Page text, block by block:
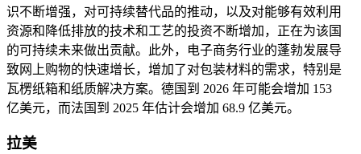
识不断增强，对可持续替代品的推动，以及对能够有效利用
资源和降低排放的技术和工艺的投资不断增加，正在为该国
的可持续未来做出贡献。此外，电子商务行业的蓬勃发展导
致网上购物的快速增长，增加了对包装材料的需求，特别是
瓦楞纸箱和纸质解决方案。德国到 2026 年可能会增加 153
亿美元，而法国到 2025 年估计会增加 68.9 亿美元。
拉美